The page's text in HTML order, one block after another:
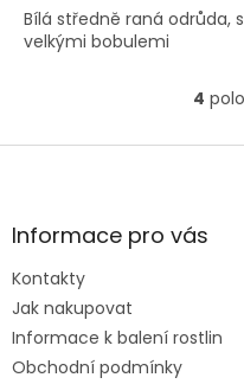
Bílá středně raná odrůda,
velkými bobulemi
4
Z
aInformace pro vás
Kontakty
Jak nakupovat
Informace k balení rostlin
Obchodní podmínky